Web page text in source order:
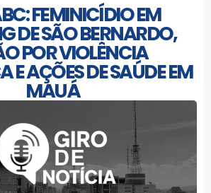
FEMINICÍDIO EM
DE SÃO BERNARDO,
POR VIOLÊNCIA
E AÇÕES DE SAÚDE EM
MAUÁ